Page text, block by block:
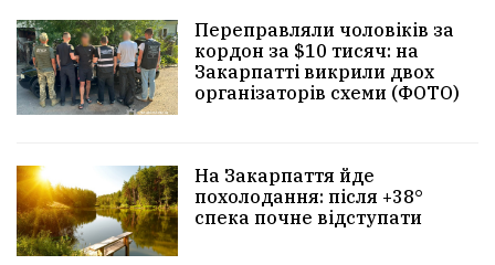
Переправляли чоловіків за
кордон за $10 тисяч: на
Закарпатті викрили двох
організаторів схеми (ФОТО)
На Закарпаття йде
похолодання: після +38°
спека почне відступати